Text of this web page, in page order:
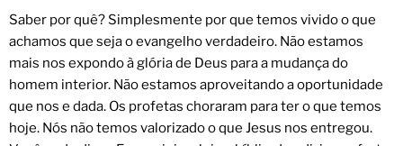
Saber por quê? Simplesmente por que temos vivido o que
achamos que seja o evangelho verdadeiro. Não estamos
mais nos expondo à glória de Deus para a mudança do
homem interior. Não estamos aproveitando a oportunidade
que nos e dada. Os profetas choraram para ter o que temos
hoje. Nós não temos valorizado o que Jesus nos entregou.